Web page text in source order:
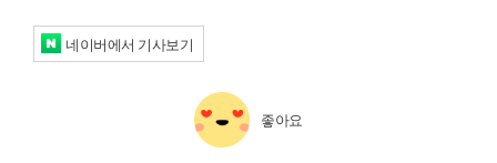
네이버에서 기사보기
좋아요